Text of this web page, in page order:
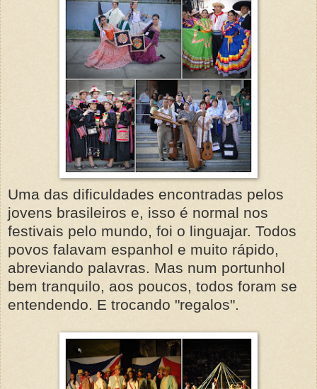
Uma das dificuldades encontradas pelos
jovens brasileiros e, isso é normal nos
festivais pelo mundo, foi o linguajar. Todos
povos falavam espanhol e muito rápido,
abreviando palavras. Mas num portunhol
bem tranquilo, aos poucos, todos foram se
entendendo. E trocando "regalos".